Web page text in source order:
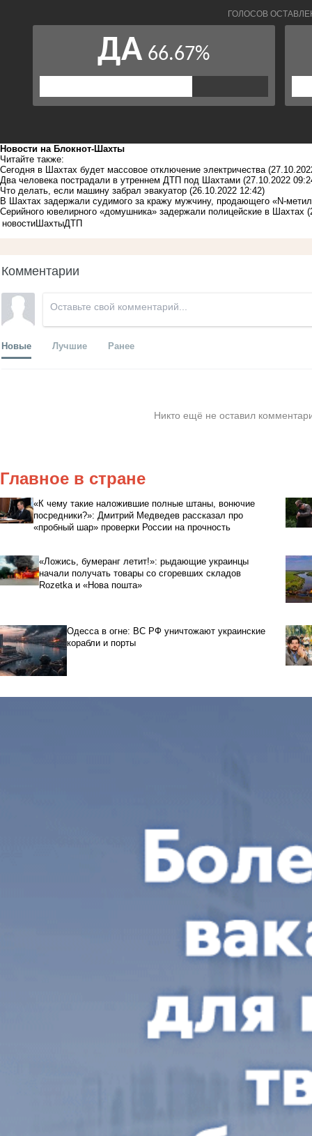
Новости на Блoкнoт-Шахты
Читайте также:
Сегодня в Шахтах будет массовое отключение электричества
Два человека пострадали в утреннем ДТП под Шахтами (27.10.2022
Что делать, если машину забрал эвакуатор (26.10.2022 12:42)
В Шахтах задержали судимого за кражу мужчину, продающего «N-
Серийного ювелирного «домушника» задержали полицейские в Шахтах
новостиШахтыДТП
Комментарии
Новые Лучшие Ранее
Никто ещё не оставил
Главное в стране
«К чему такие наложившие полные штаны, вонючие
посредники?»: Дмитрий Медведев рассказал про
«пробный шар» проверки России на прочность
«Ложись, бумеранг летит!»: рыдающие украинцы
начали получать товары со сгоревших складов
Rozetka и «Нова пошта»
Одесса в огне: ВС РФ уничтожают украинские
корабли и порты